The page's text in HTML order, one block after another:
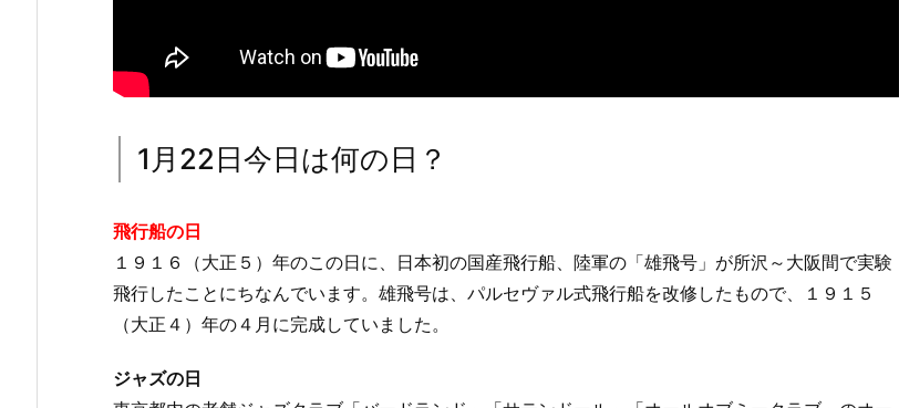
1月22日今日は何の日？
飛行船の日
１９１６（大正５）年のこの日に、日本初の国産飛行船、陸軍の「雄飛号」が所沢～大阪間で実験
飛行したことにちなんでいます。雄飛号は、パルセヴァル式飛行船を改修したもので、１９１５
（大正４）年の４月に完成していました。
ジャズの日